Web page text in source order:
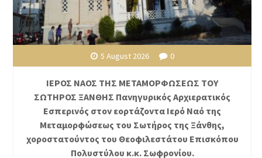
5 August 2026 0
ΙΕΡΟΣ ΝΑΟΣ ΤΗΣ ΜΕΤΑΜΟΡΦΩΣΕΩΣ ΤΟΥ
ΣΩΤΗΡΟΣ ΞΑΝΘΗΣ Πανηγυρικός Αρχιερατικός
Εσπερινός στον εορτάζοντα Ιερό Ναό της
Μεταμορφώσεως του Σωτήρος της Ξάνθης,
χοροστατούντος του Θεοφιλεστάτου Επισκόπου
Πολυστύλου κ.κ. Σωφρονίου.